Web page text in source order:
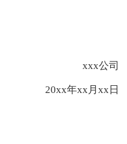
xxx公司
20xx年xx月xx日